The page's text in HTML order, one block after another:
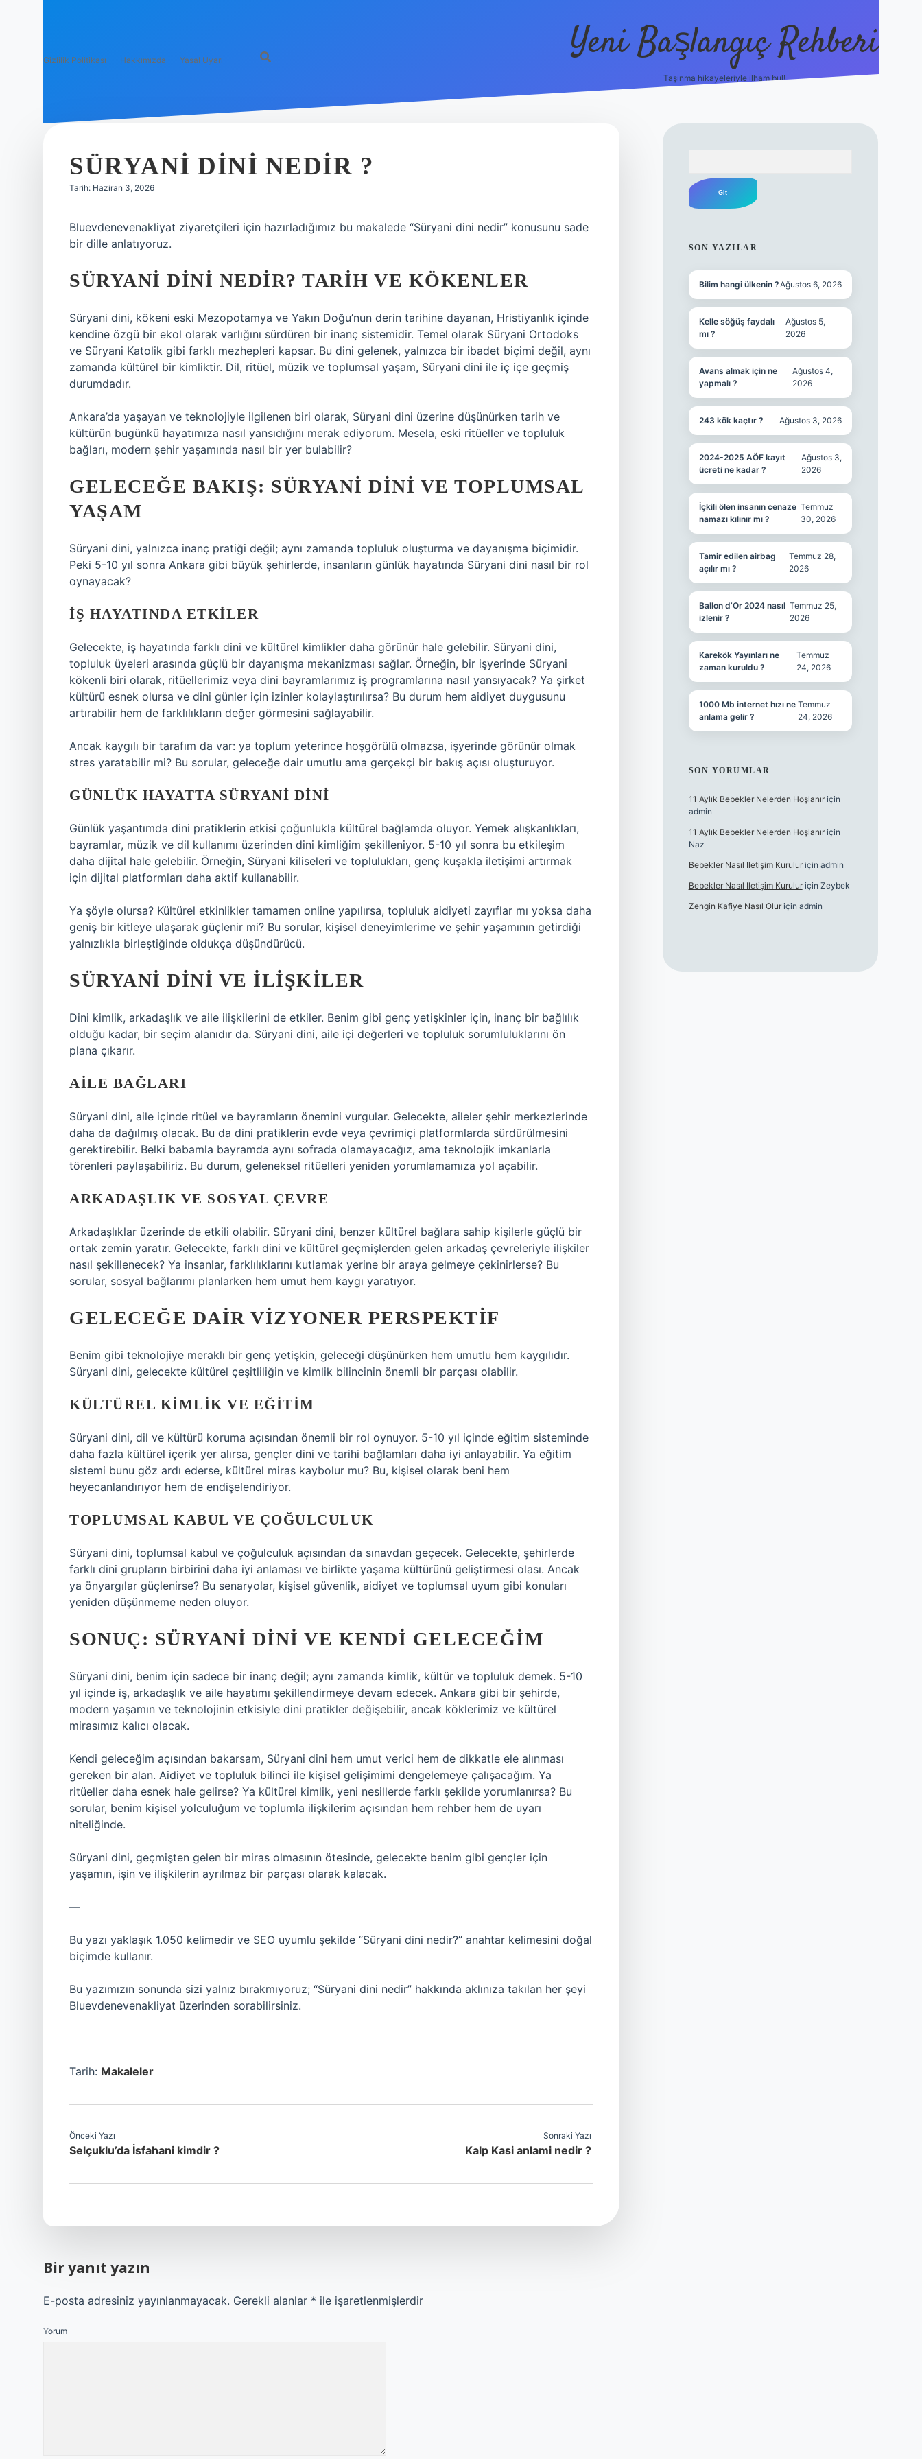
Gizlilik Politikası Hakkımızda Yasal Uyarı Yeni Başlangıç Rehberi
Taşınma hikayeleriyle ilham bul!
SÜRYANI DINI NEDIR ?
Tarih: Haziran 3, 2026
Bluevdenevenakliyat ziyaretçileri için hazırladığımız bu makalede “Süryani dini nedir” konusunu sade
bir dille anlatıyoruz.
SÜRYANI DINI NEDIR? TARIH VE KÖKENLER
Süryani dini, kökeni eski Mezopotamya ve Yakın Doğu’nun derin tarihine dayanan, Hristiyanlık içinde
kendine özgü bir ekol olarak varlığını sürdüren bir inanç sistemidir. Temel olarak Süryani Ortodoks
ve Süryani Katolik gibi farklı mezhepleri kapsar. Bu dini gelenek, yalnızca bir ibadet biçimi değil, aynı
zamanda kültürel bir kimliktir. Dil, ritüel, müzik ve toplumsal yaşam, Süryani dini ile iç içe geçmiş
durumdadır.
Ankara’da yaşayan ve teknolojiyle ilgilenen biri olarak, Süryani dini üzerine düşünürken tarih ve
kültürün bugünkü hayatımıza nasıl yansıdığını merak ediyorum. Mesela, eski ritüeller ve topluluk
bağları, modern şehir yaşamında nasıl bir yer bulabilir?
GELECEĞE BAKIŞ: SÜRYANI DINI VE TOPLUMSAL
YAŞAM
Süryani dini, yalnızca inanç pratiği değil; aynı zamanda topluluk oluşturma ve dayanışma biçimidir.
Peki 5-10 yıl sonra Ankara gibi büyük şehirlerde, insanların günlük hayatında Süryani dini nasıl bir rol
oynayacak?
İŞ HAYATINDA ETKILER
Gelecekte, iş hayatında farklı dini ve kültürel kimlikler daha görünür hale gelebilir. Süryani dini,
topluluk üyeleri arasında güçlü bir dayanışma mekanizması sağlar. Örneğin, bir işyerinde Süryani
kökenli biri olarak, ritüellerimiz veya dini bayramlarımız iş programlarına nasıl yansıyacak? Ya şirket
kültürü esnek olursa ve dini günler için izinler kolaylaştırılırsa? Bu durum hem aidiyet duygusunu
artırabilir hem de farklılıkların değer görmesini sağlayabilir.
Ancak kaygılı bir tarafım da var: ya toplum yeterince hoşgörülü olmazsa, işyerinde görünür olmak
stres yaratabilir mi? Bu sorular, geleceğe dair umutlu ama gerçekçi bir bakış açısı oluşturuyor.
GÜNLÜK HAYATTA SÜRYANI DINI
Günlük yaşantımda dini pratiklerin etkisi çoğunlukla kültürel bağlamda oluyor. Yemek alışkanlıkları,
bayramlar, müzik ve dil kullanımı üzerinden dini kimliğim şekilleniyor. 5-10 yıl sonra bu etkileşim
daha dijital hale gelebilir. Örneğin, Süryani kiliseleri ve toplulukları, genç kuşakla iletişimi artırmak
için dijital platformları daha aktif kullanabilir.
Ya şöyle olursa? Kültürel etkinlikler tamamen online yapılırsa, topluluk aidiyeti zayıflar mı yoksa daha
geniş bir kitleye ulaşarak güçlenir mi? Bu sorular, kişisel deneyimlerime ve şehir yaşamının getirdiği
yalnızlıkla birleştiğinde oldukça düşündürücü.
SÜRYANI DINI VE İLIŞKILER
Dini kimlik, arkadaşlık ve aile ilişkilerini de etkiler. Benim gibi genç yetişkinler için, inanç bir bağlılık
olduğu kadar, bir seçim alanıdır da. Süryani dini, aile içi değerleri ve topluluk sorumluluklarını ön
plana çıkarır.
AILE BAĞLARI
Süryani dini, aile içinde ritüel ve bayramların önemini vurgular. Gelecekte, aileler şehir merkezlerinde
daha da dağılmış olacak. Bu da dini pratiklerin evde veya çevrimiçi platformlarda sürdürülmesini
gerektirebilir. Belki babamla bayramda aynı sofrada olamayacağız, ama teknolojik imkanlarla
törenleri paylaşabiliriz. Bu durum, geleneksel ritüelleri yeniden yorumlamamıza yol açabilir.
ARKADAŞLIK VE SOSYAL ÇEVRE
Arkadaşlıklar üzerinde de etkili olabilir. Süryani dini, benzer kültürel bağlara sahip kişilerle güçlü bir
ortak zemin yaratır. Gelecekte, farklı dini ve kültürel geçmişlerden gelen arkadaş çevreleriyle ilişkiler
nasıl şekillenecek? Ya insanlar, farklılıklarını kutlamak yerine bir araya gelmeye çekinirlerse? Bu
sorular, sosyal bağlarımı planlarken hem umut hem kaygı yaratıyor.
GELECEĞE DAIR VIZYONER PERSPEKTIF
Benim gibi teknolojiye meraklı bir genç yetişkin, geleceği düşünürken hem umutlu hem kaygılıdır.
Süryani dini, gelecekte kültürel çeşitliliğin ve kimlik bilincinin önemli bir parçası olabilir.
KÜLTÜREL KIMLIK VE EĞITIM
Süryani dini, dil ve kültürü koruma açısından önemli bir rol oynuyor. 5-10 yıl içinde eğitim sisteminde
daha fazla kültürel içerik yer alırsa, gençler dini ve tarihi bağlamları daha iyi anlayabilir. Ya eğitim
sistemi bunu göz ardı ederse, kültürel miras kaybolur mu? Bu, kişisel olarak beni hem
heyecanlandırıyor hem de endişelendiriyor.
TOPLUMSAL KABUL VE ÇOĞULCULUK
Süryani dini, toplumsal kabul ve çoğulculuk açısından da sınavdan geçecek. Gelecekte, şehirlerde
farklı dini grupların birbirini daha iyi anlaması ve birlikte yaşama kültürünü geliştirmesi olası. Ancak
ya önyargılar güçlenirse? Bu senaryolar, kişisel güvenlik, aidiyet ve toplumsal uyum gibi konuları
yeniden düşünmeme neden oluyor.
SONUÇ: SÜRYANI DINI VE KENDI GELECEĞIM
Süryani dini, benim için sadece bir inanç değil; aynı zamanda kimlik, kültür ve topluluk demek. 5-10
yıl içinde iş, arkadaşlık ve aile hayatımı şekillendirmeye devam edecek. Ankara gibi bir şehirde,
modern yaşamın ve teknolojinin etkisiyle dini pratikler değişebilir, ancak köklerimiz ve kültürel
mirasımız kalıcı olacak.
Kendi geleceğim açısından bakarsam, Süryani dini hem umut verici hem de dikkatle ele alınması
gereken bir alan. Aidiyet ve topluluk bilinci ile kişisel gelişimimi dengelemeye çalışacağım. Ya
ritüeller daha esnek hale gelirse? Ya kültürel kimlik, yeni nesillerde farklı şekilde yorumlanırsa? Bu
sorular, benim kişisel yolculuğum ve toplumla ilişkilerim açısından hem rehber hem de uyarı
niteliğinde.
Süryani dini, geçmişten gelen bir miras olmasının ötesinde, gelecekte benim gibi gençler için
yaşamın, işin ve ilişkilerin ayrılmaz bir parçası olarak kalacak.
—
Bu yazı yaklaşık 1.050 kelimedir ve SEO uyumlu şekilde “Süryani dini nedir?” anahtar kelimesini doğal
biçimde kullanır.
Bu yazımızın sonunda sizi yalnız bırakmıyoruz; “Süryani dini nedir” hakkında aklınıza takılan her şeyi
Bluevdenevenakliyat üzerinden sorabilirsiniz.
Tarih: Makaleler
Önceki Yazı
Selçuklu’da İsfahani kimdir ?
Sonraki Yazı
Kalp Kasi anlami nedir ?
Bir yanıt yazın
E-posta adresiniz yayınlanmayacak. Gerekli alanlar * ile işaretlenmişlerdir
Yorum
SON YAZILAR
Bilim hangi ülkenin ?Ağustos 6, 2026
Kelle söğüş faydalı
mı ?
Ağustos 5,
2026
Avans almak için ne
yapmalı ?
Ağustos 4,
2026
243 kök kaçtır ? Ağustos 3, 2026
2024-2025 AÖF kayıt
ücreti ne kadar ?
Ağustos 3,
2026
İçkili ölen insanın cenaze
namazı kılınır mı ?
Temmuz
30, 2026
Tamir edilen airbag
açılır mı ?
Temmuz 28,
2026
Ballon d’Or 2024 nasıl
izlenir ?
Temmuz 25,
2026
Karekök Yayınları ne
zaman kuruldu ?
Temmuz
24, 2026
1000 Mb internet hızı ne
anlama gelir ?
Temmuz
24, 2026
SON YORUMLAR
11 Aylık Bebekler Nelerden Hoşlanıriçin
admin
11 Aylık Bebekler Nelerden Hoşlanıriçin
Naz
Bebekler Nasıl Iletişim Kuruluriçin admin
Bebekler Nasıl Iletişim Kuruluriçin Zeybek
Zengin Kafiye Nasıl Oluriçin admin
ilbet yeni giriş